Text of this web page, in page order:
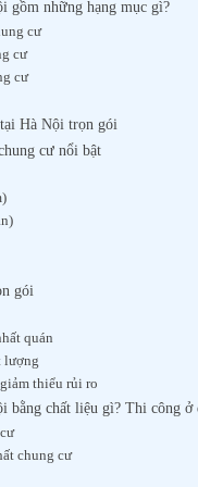
gồm những hạng mục gì?
cư
cư
cư
Hà Nội trọn gói
cư nổi bật
gói
quán
lượng
thiểu rủi ro
bằng chất liệu gì? Thi công ở
chung cư